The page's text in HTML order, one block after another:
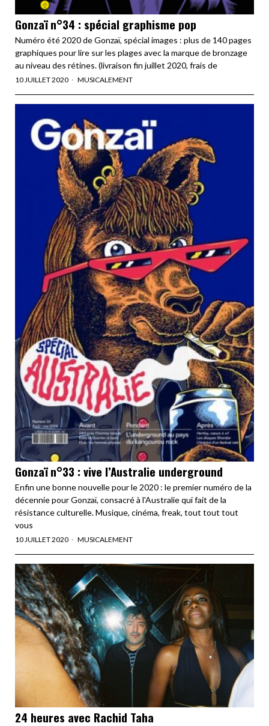
Gonzaï n°34 : spécial graphisme pop
Numéro été 2020 de Gonzaï, spécial images : plus de 140 pages
graphiques pour lire sur les plages avec la marque de bronzage
au niveau des rétines. (livraison fin juillet 2020, frais de
10 JUILLET 2020 MUSICALEMENT
Gonzaï n°33 : vive l’Australie underground
Enfin une bonne nouvelle pour le 2020 : le premier numéro de la
décennie pour Gonzaï, consacré à l'Australie qui fait de la
résistance culturelle. Musique, cinéma, freak, tout tout tout
vous
10 JUILLET 2020 MUSICALEMENT
24 heures avec Rachid Taha